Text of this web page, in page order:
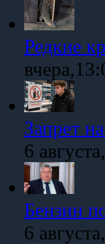
Редкие
Запрет
6
Бензин
6